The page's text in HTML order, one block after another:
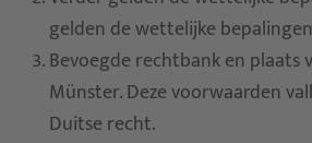
gelden de wettelijke
Bevoegde rechtbank en plaats
Münster. Deze voorwaarden
Duitse recht.